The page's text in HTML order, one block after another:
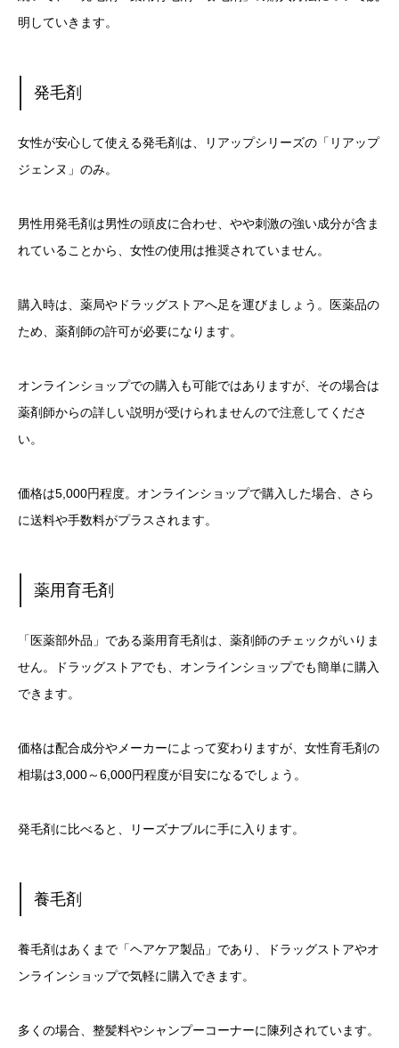
明していきます。
発毛剤
女性が安心して使える発毛剤は、リアップシリーズの「リアップ
ジェンヌ」のみ。
男性用発毛剤は男性の頭皮に合わせ、やや刺激の強い成分が含ま
れていることから、女性の使用は推奨されていません。
購入時は、薬局やドラッグストアへ足を運びましょう。医薬品の
ため、薬剤師の許可が必要になります。
オンラインショップでの購入も可能ではありますが、その場合は
薬剤師からの詳しい説明が受けられませんので注意してくださ
い。
価格は5,000円程度。オンラインショップで購入した場合、さら
に送料や手数料がプラスされます。
薬用育毛剤
「医薬部外品」である薬用育毛剤は、薬剤師のチェックがいりま
せん。ドラッグストアでも、オンラインショップでも簡単に購入
できます。
価格は配合成分やメーカーによって変わりますが、女性育毛剤の
相場は3,000～6,000円程度が目安になるでしょう。
発毛剤に比べると、リーズナブルに手に入ります。
養毛剤
養毛剤はあくまで「ヘアケア製品」であり、ドラッグストアやオ
ンラインショップで気軽に購入できます。
多くの場合、整髪料やシャンプーコーナーに陳列されています。